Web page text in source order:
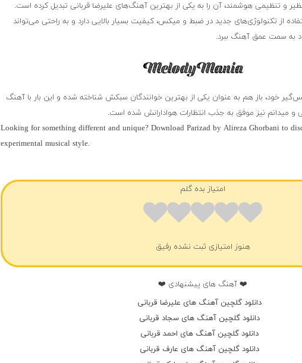
و تنظیمی هوشمند، آن را به یکی از بهترین آهنگ‌های علیرضا قربانی تبدیل کرده است.
از تکنولوژی‌های جدید در ضبط و میکس، کیفیت بسیار بالایی دارد و به راحتی می‌تواند
به سمت عمق آهنگ ببرد.
خود، باز هم به عنوان یکی از بهترین خوانندگان سبکش شناخته شده و این بار با آهنگ
میدانم نیز موفق به جذب انتظارات هوادارانش شده است.
Looking for something different and unique? Download Parizad by Alireza Ghorbani to
experimental musical style.
امتیاز بده گلم
هنوز امتیازی ثبت نشده رفیق
❤️ آهنگ های پیشنهادی ❤️
دانلود گلچین آهنگ های علیرضا قربانی
دانلود گلچین آهنگ های سجاد قربانی
دانلود گلچین آهنگ های احمد قربانی
دانلود گلچین آهنگ های عارف قربانی